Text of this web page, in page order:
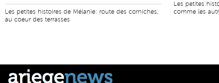
Les petites histoires de Mélanie: route des corniches,
au coeur des terrasses
Les petites
comme les